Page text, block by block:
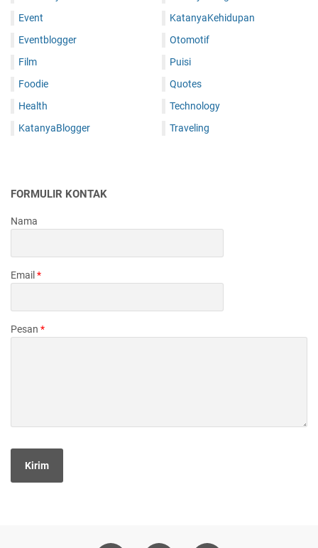
Event
Eventblogger
Film
Foodie
Health
KatanyaBlogger
KatanyaKehidupan
Otomotif
Puisi
Quotes
Technology
Traveling
FORMULIR KONTAK
Nama
Email *
Pesan *